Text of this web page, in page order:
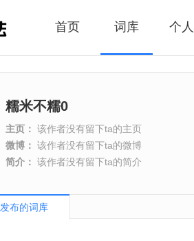
首页 词库 个
糯米不糯0
主页： 该作者没有留下ta的主页
微博： 该作者没有留下ta的微博
简介： 该作者没有留下ta的简介
发布的词库